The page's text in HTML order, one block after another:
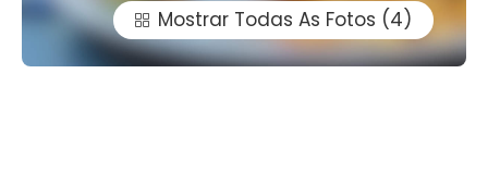
Mostrar Todas As Fotos